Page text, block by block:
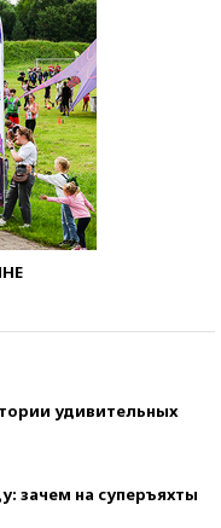
удивительных
зачем на суперъяхты